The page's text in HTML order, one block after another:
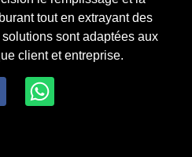
tout en extrayant des
sont adaptées aux
client et entreprise.